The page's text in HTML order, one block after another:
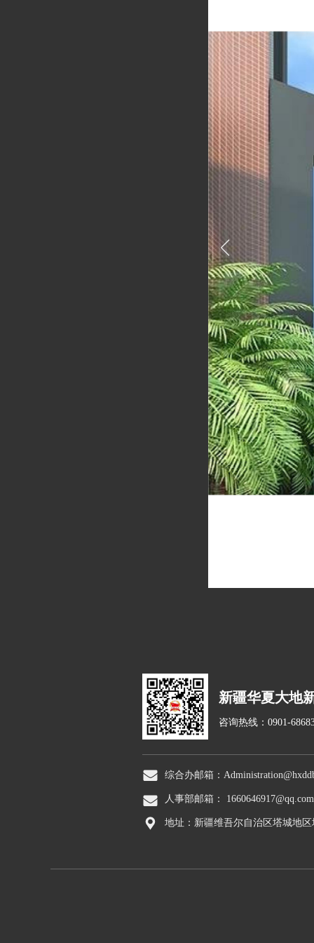
综合办邮箱：
人事部邮箱： 1660646917@qq.com
地址：新疆维吾尔自治区塔城地
新疆华夏大地
咨询热线：0901-